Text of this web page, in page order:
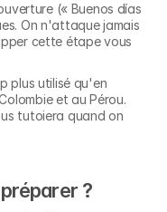
(« Buenos días
On n'attaque jamais
cette étape vous
plus utilisé qu'en
et au Pérou.
tutoiera quand on
?